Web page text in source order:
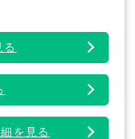
る
を見る